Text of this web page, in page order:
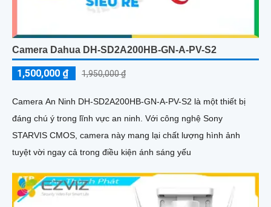
Camera Dahua DH-SD2A200HB-GN-A-PV-S2
1,500,000 ₫ 1,950,000 ₫
Camera An Ninh DH-SD2A200HB-GN-A-PV-S2 là một thiết bị
đáng chú ý trong lĩnh vực an ninh. Với công nghệ Sony
STARVIS CMOS, camera này mang lại chất lượng hình ảnh
tuyệt vời ngay cả trong điều kiện ánh sáng yếu